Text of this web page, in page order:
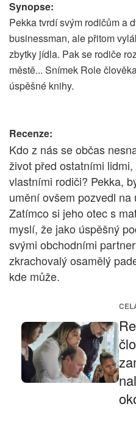
Synopse:
Pekka tvrdí svým rodičům a
businessman, ale přitom
zbytky jídla. Pak se rodiče
městě... Snímek Role
úspěšné knihy.
Recenze:
Kdo z nás se občas
život před ostatními
vlastními rodiči? Pekka,
umění ovšem pozvedl na
Zatímco si jeho otec s
myslí, že jako úspěšný
svými obchodními
zkrachovalý osamělý
kde může.